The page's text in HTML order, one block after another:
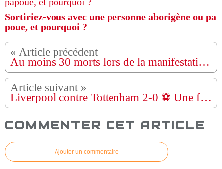
Sortiriez-vous avec une personne aborigène ou pa
poue, et pourquoi ?
Au moins 30 morts lors de la manifestation au Soudan, l'ONU condamne l'usage de la force
Liverpool contre Tottenham 2-0 ⚽ Une fille sexy envahit le terrain lors de la finale de la Ligue des champions Madrid 2019 H
COMMENTER CET ARTICLE
Ajouter un commentaire